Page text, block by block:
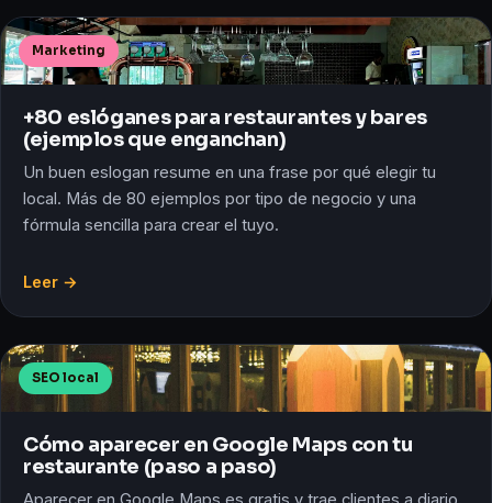
Marketing
+80 eslóganes para restaurantes y bares
(ejemplos que enganchan)
Un buen eslogan resume en una frase por qué elegir tu
local. Más de 80 ejemplos por tipo de negocio y una
fórmula sencilla para crear el tuyo.
Leer →
SEO local
Cómo aparecer en Google Maps con tu
restaurante (paso a paso)